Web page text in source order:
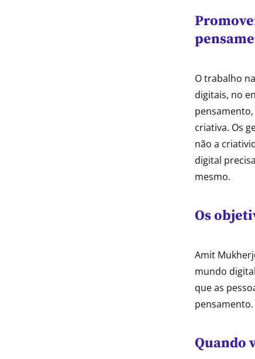
O trabalho
digitais, no
criativa. Os
não a
digital
mesmo.
Os
Amit
mundo
que as
pensamento.
Quando